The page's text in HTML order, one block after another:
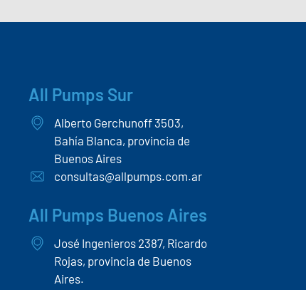
All Pumps Sur
Alberto Gerchunoff 3503,
Bahía Blanca, provincia de
Buenos Aires
consultas@allpumps.com.ar
All Pumps Buenos Aires
José Ingenieros 2387, Ricardo
Rojas, provincia de Buenos
Aires.